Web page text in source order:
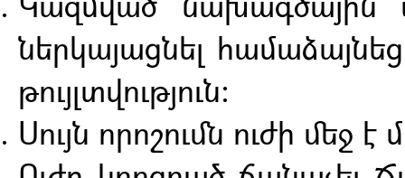
ներկայացնել
թույլտվություն:
Սույն որոշումն ուժի մեջ